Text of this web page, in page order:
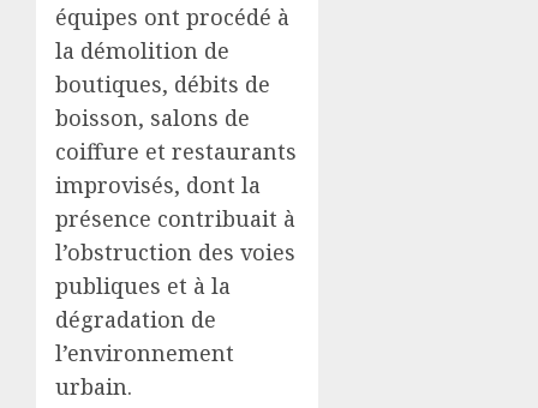
équipes ont procédé à
la démolition de
boutiques, débits de
boisson, salons de
coiffure et restaurants
improvisés, dont la
présence contribuait à
l’obstruction des voies
publiques et à la
dégradation de
l’environnement
urbain.